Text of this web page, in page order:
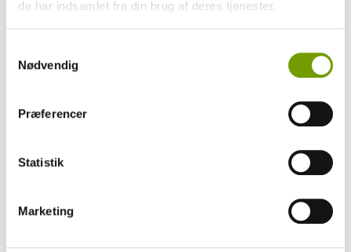
de har indsamlet fra din brug af deres tjenester.
Nødvendig
Præferencer
Statistik
Marketing